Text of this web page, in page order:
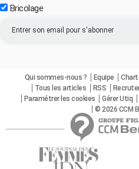
Bricolage
Qui sommes-nous ? Equipe
Tous les articles
RSS
Paramétrer les cookies
Gérer Utiq
© 2026 CCM